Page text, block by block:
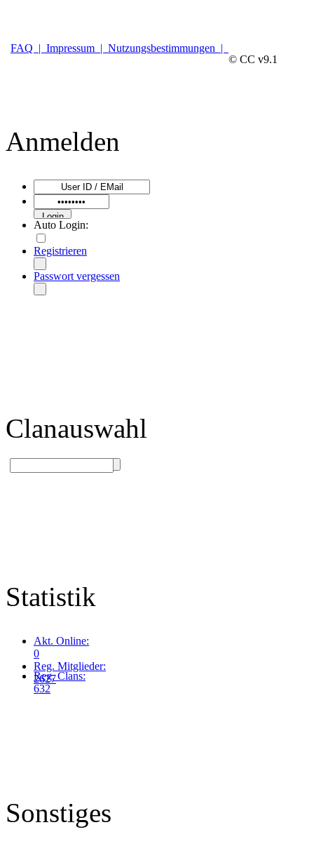
FAQ | Impressum | Nutzungsbestimmungen |
© CC v9.1
Anmelden
Auto Login:
Registrieren
Passwort vergessen
Clanauswahl
Statistik
Akt. Online:
0
Reg. Mitglieder:
2627
Reg. Clans:
632
Sonstiges